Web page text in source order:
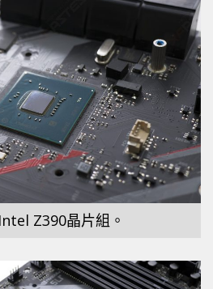
Z390晶片組。